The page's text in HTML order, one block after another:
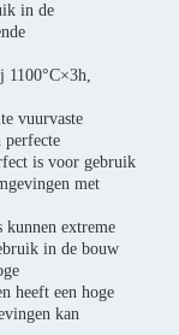
in de
1100°C×3h,
vuurvaste
perfecte
is voor gebruik
met
extreme
in de bouw
heeft een hoge
kan